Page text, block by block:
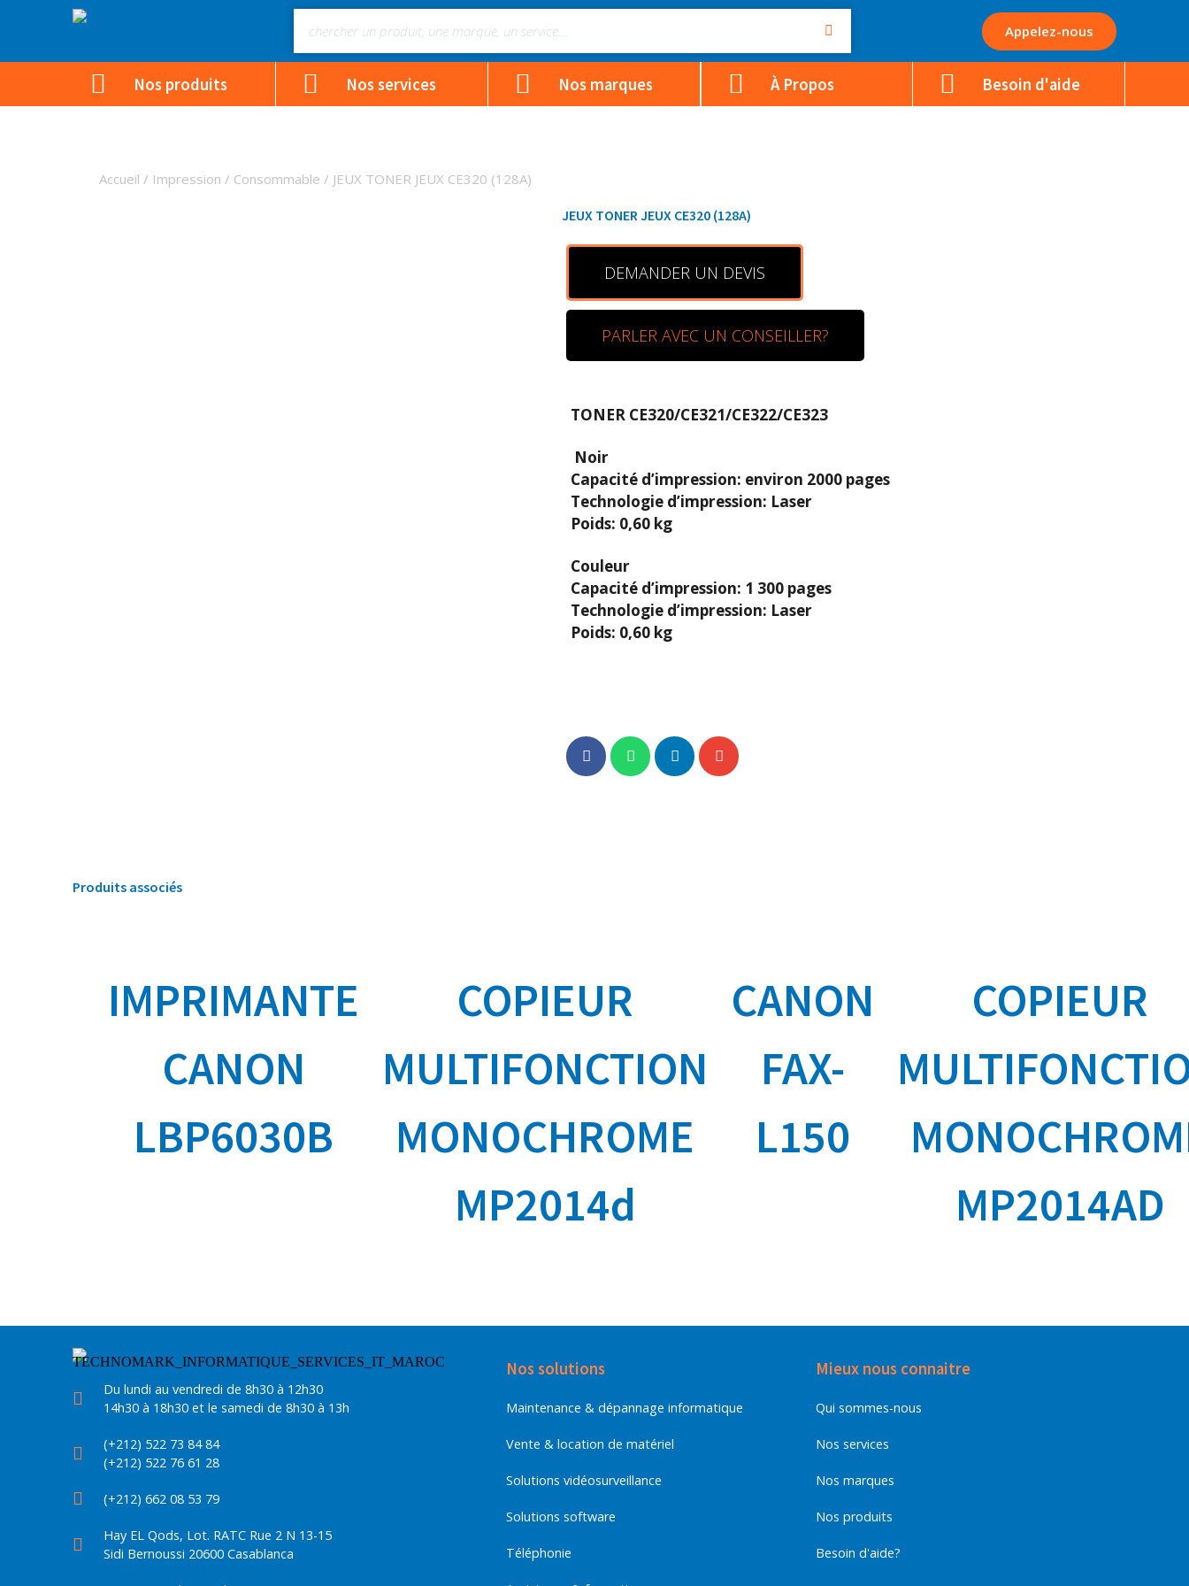
Appelez-nous
Nos produits Nos services Nos marques À Propos Besoin d'aide
Accueil / Impression / Consommable / JEUX TONER JEUX CE320 (128A)
JEUX TONER JEUX CE320 (128A)
DEMANDER UN DEVIS
PARLER AVEC UN CONSEILLER?
TONER CE320/CE321/CE322/CE323
Noir
Capacité d’impression: environ 2000 pages
Technologie d’impression: Laser
Poids: 0,60 kg
Couleur
Capacité d’impression: 1 300 pages
Technologie d’impression: Laser
Poids: 0,60 kg
Produits associés
IMPRIMANTE
CANON
LBP6030B
COPIEUR
MULTIFONCTION
MONOCHROME
MP2014d
CANON
FAX-
L150
COPIEUR
MP2014AD
Du lundi au vendredi de 8h30 à 12h30
14h30 à 18h30 et le samedi de 8h30 à 13h
(+212) 522 73 84 84
(+212) 522 76 61 28
(+212) 662 08 53 79
Hay EL Qods, Lot. RATC Rue 2 N 13-15
Sidi Bernoussi 20600 Casablanca
Nos solutions
Maintenance & dépannage informatique
Vente & location de matériel
Solutions vidéosurveillance
Solutions software
Téléphonie
Mieux nous connaitre
Qui sommes-nous
Nos services
Nos marques
Nos produits
Besoin d'aide?